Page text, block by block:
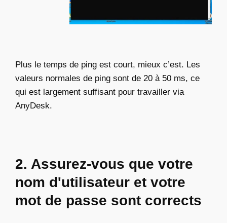
Plus le temps de ping est court, mieux c’est. Les
valeurs normales de ping sont de 20 à 50 ms, ce
qui est largement suffisant pour travailler via
AnyDesk.
2. Assurez-vous que votre
nom d'utilisateur et votre
mot de passe sont corrects